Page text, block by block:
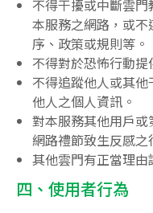
不得干擾或中斷雲
本服務之網路，或
序、政策或規則等。
不得對於恐怖行動提
不得追蹤他人或其
他人之個人資訊。
對本服務其他用戶
網路禮節致生反感之
其他雲門有正當理由
四、使用者行為